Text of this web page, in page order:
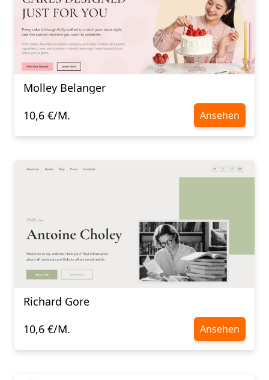
Molley Belanger
10,6 €/M.
Ansehen
Richard Gore
10,6 €/M.
Ansehen